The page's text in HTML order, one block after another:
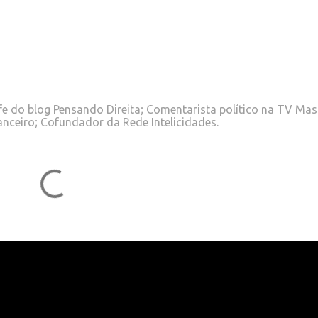
do blog Pensando Direita; Comentarista político na TV
Cofundador da Rede Intelicidades.